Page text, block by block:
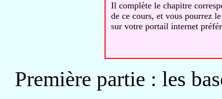
Il complète le chapitre
de ce cours, et vous pourrez
sur votre portail internet
Première partie : les